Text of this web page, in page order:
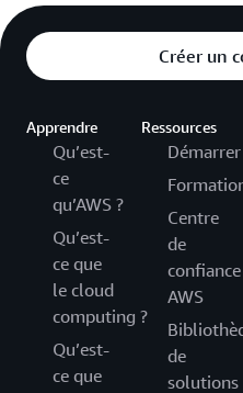
Créer un
Apprendre
Qu’est-
ce
qu’AWS ?
Qu’est-
ce que
le cloud
computing ?
Qu’est-
ce que
Ressources
Démarrer
Centre
de
confiance
AWS
de
solutions